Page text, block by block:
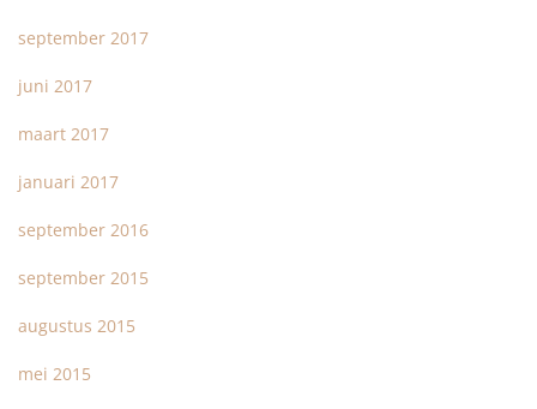
september 2017
juni 2017
maart 2017
januari 2017
september 2016
september 2015
augustus 2015
mei 2015